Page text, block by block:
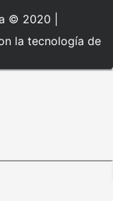
© 2020 |
la tecnología de